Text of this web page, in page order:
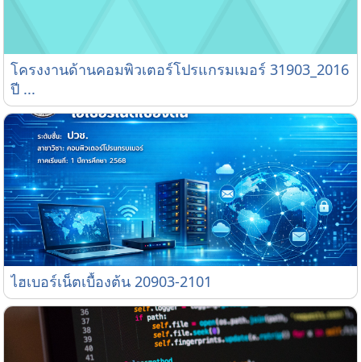
โครงงานด้านคอมพิวเตอร์โปรแกรมเมอร์ 31903_2016
โครงงานด้านคอมพิวเตอร์โปรแกรมเมอร์ 31903_2016
ปี ...
ไฮเบอร์เน็ตเบื้องต้น 20903-2101
ไฮเบอร์เน็ตเบื้องต้น 20903-2101